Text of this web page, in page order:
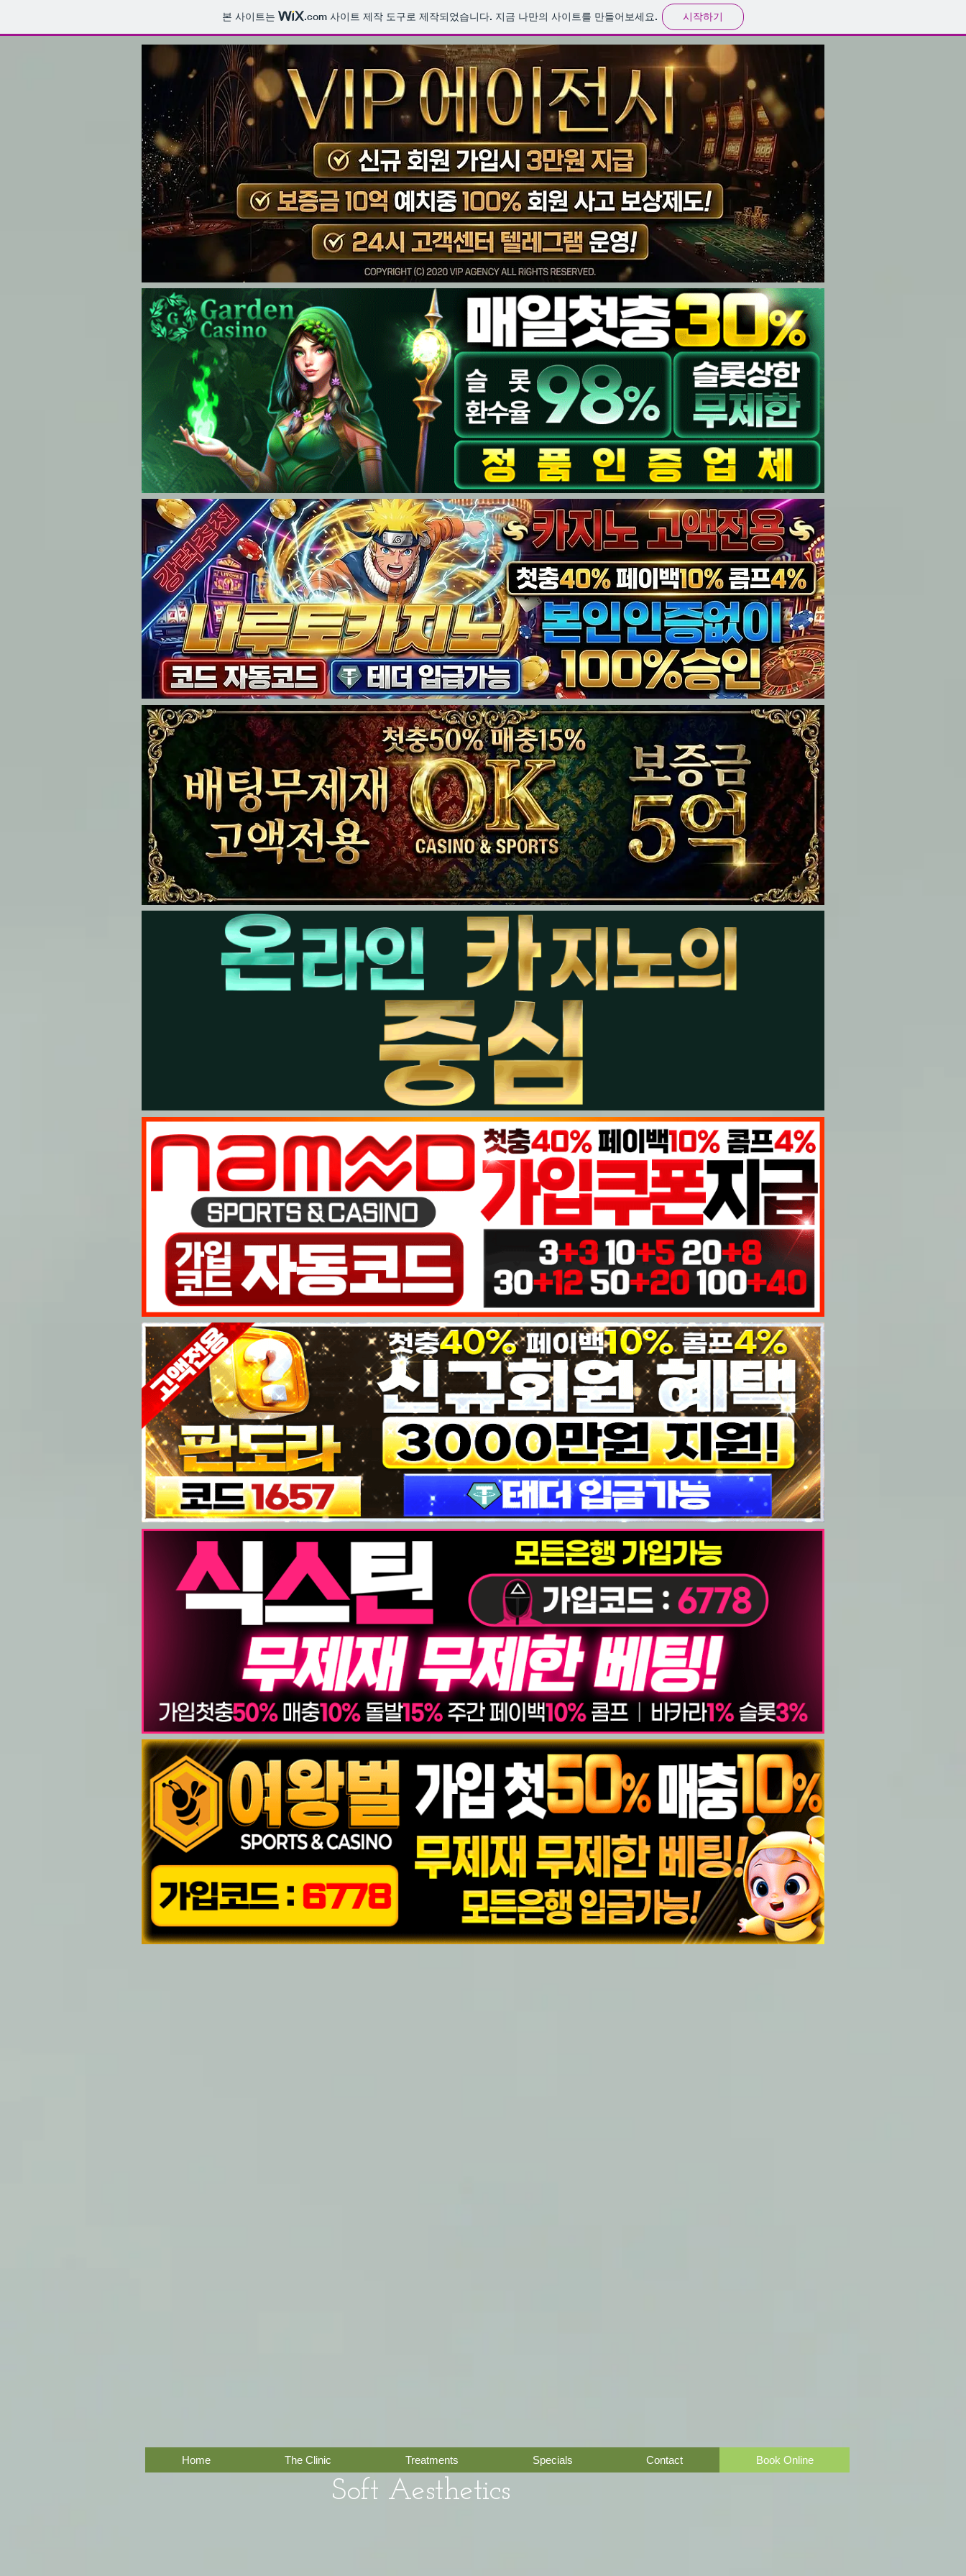
본 사이트는 .com 사이트 제작 도구로 제작되었습니다. 지금 나만의 사이트를 만들어보세요. 시작하기
Home The Clinic Treatments Specials Contact Book Online
Soft Aesthetics